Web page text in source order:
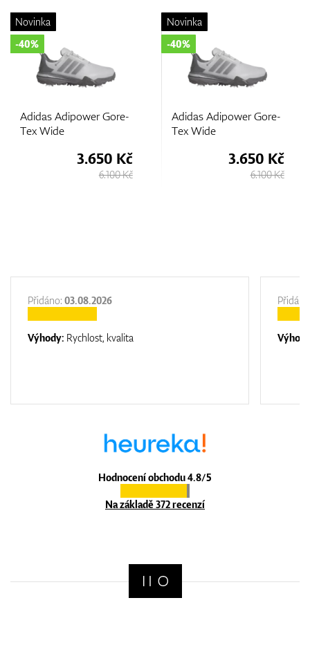
GPS/Dálkoměry
Dárkové poukazy
Adidas Adipower Gore-
Tex Wide
Novinka
-40%
3.650 Kč
6.100 Kč
Adidas Adipower Gore-
Tex Wide
Novinka
-40%
3.650 Kč
6.100 Kč
Hodnocení obchodu 4.8/5
Na základě 372 recenzí
Přidáno: 03.08.2026
Výhody: Rychlost, kvalita